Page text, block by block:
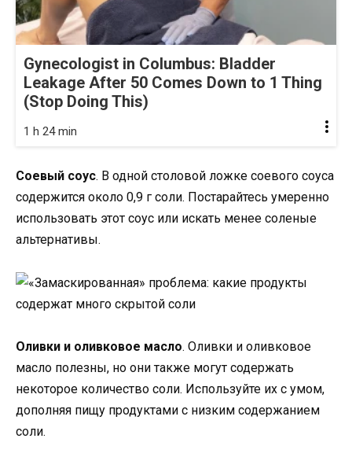
Gynecologist in Columbus: Bladder
Leakage After 50 Comes Down to 1 Thing
(Stop Doing This)
1 h 24 min
Соевый соус. В одной столовой ложке соевого соуса
содержится около 0,9 г соли. Постарайтесь умеренно
использовать этот соус или искать менее соленые
альтернативы.
Оливки и оливковое масло. Оливки и оливковое
масло полезны, но они также могут содержать
некоторое количество соли. Используйте их с умом,
дополняя пищу продуктами с низким содержанием
соли.